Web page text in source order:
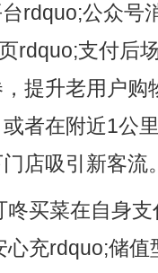
rdquo;公众号
rdquo;支付后
提升老用户购
者在附近1公
店吸引新客流
买菜在自身
充rdquo;储